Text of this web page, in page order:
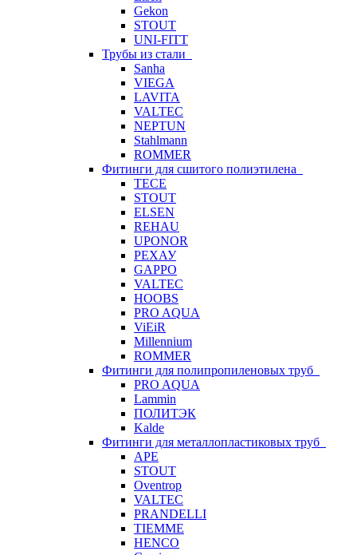
Gekon
STOUT
UNI-FITT
Трубы из стали
Sanha
VIEGA
LAVITA
VALTEC
NEPTUN
Stahlmann
ROMMER
Фитинги для сшитого полиэтилена
TECE
STOUT
ELSEN
REHAU
UPONOR
РЕХАУ
GAPPO
VALTEC
HOOBS
PRO AQUA
ViEiR
Millennium
ROMMER
Фитинги для полипропиленовых труб
PRO AQUA
Lammin
ПОЛИТЭК
Kalde
Фитинги для металлопластиковых труб
APE
STOUT
Oventrop
VALTEC
PRANDELLI
TIEMME
HENCO